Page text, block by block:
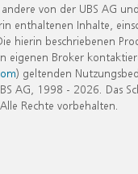
von der UBS AG
enthaltenen Inhalte,
hierin beschriebenen
Broker
) geltenden
1998 - 2026. Das
Rechte vorbehalten.